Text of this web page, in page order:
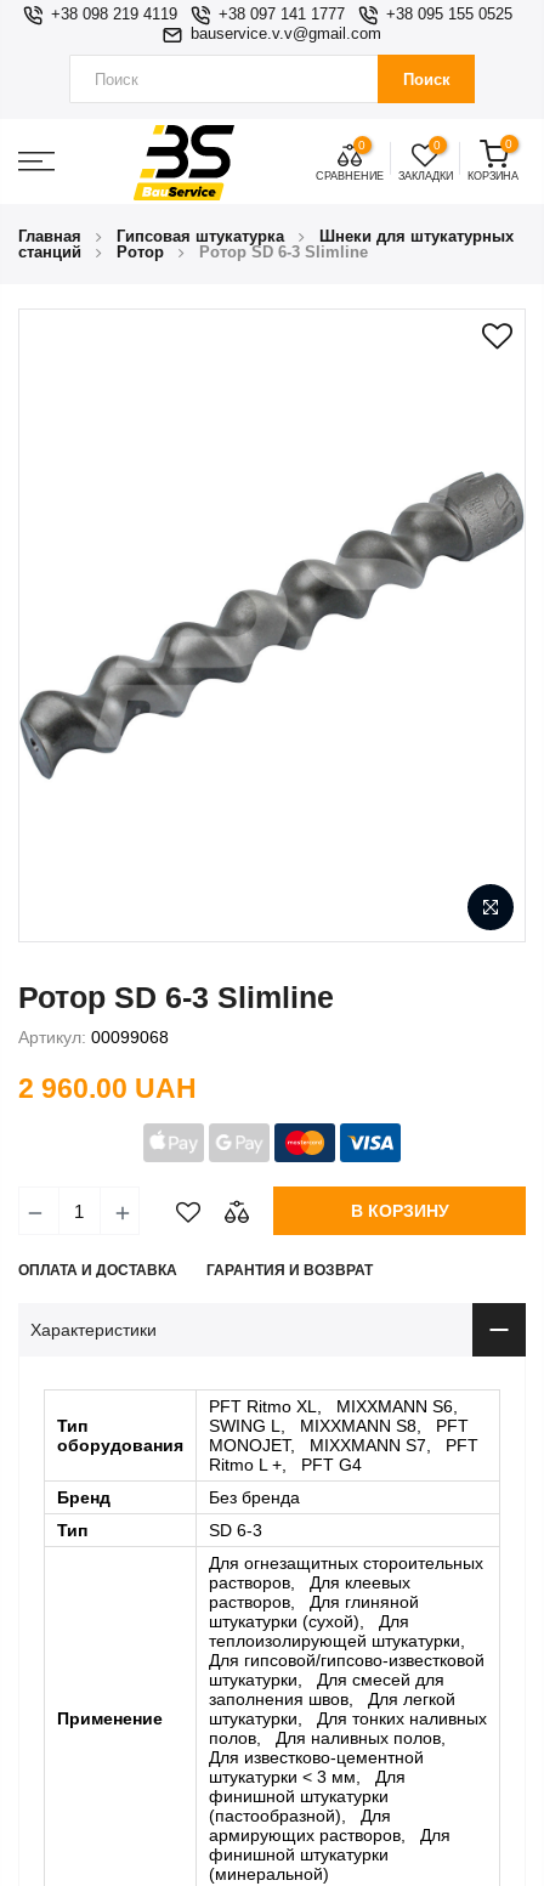
+38 098 219 4119 +38 097 141 1777
+38 095 155 0525
bauservice.v.v@gmail.com
Поиск
0
СРАВНЕНИЕ
0
ЗАКЛАДКИ
0
КОРЗИНА
Главная Гипсовая штукатурка
Шнеки для штукатурных
станций
Ротор Ротор SD 6-3 Slimline
Ротор SD 6-3 Slimline
Артикул: 00099068
2 960.00 UAH
В КОРЗИНУ
ОПЛАТА И ДОСТАВКА ГАРАНТИЯ И ВОЗВРАТ
Характеристики
Тип
оборудования
PFT Ritmo XL, MIXXMANN S6,
SWING L, MIXXMANN S8, PFT
MONOJET, MIXXMANN S7, PFT
Ritmo L +, PFT G4
Бренд
Без бренда
Тип
SD 6-3
Применение
Для огнезащитных стороительных
растворов, Для клеевых
растворов, Для глиняной
штукатурки (сухой), Для
теплоизолирующей штукатурки,
Для гипсовой/гипсово-известковой
штукатурки, Для смесей для
заполнения швов, Для легкой
штукатурки, Для тонких наливных
полов, Для наливных полов,
Для известково-цементной
штукатурки < 3 мм, Для
финишной штукатурки
(пастообразной), Для
армирующих растворов, Для
финишной штукатурки
(минеральной)